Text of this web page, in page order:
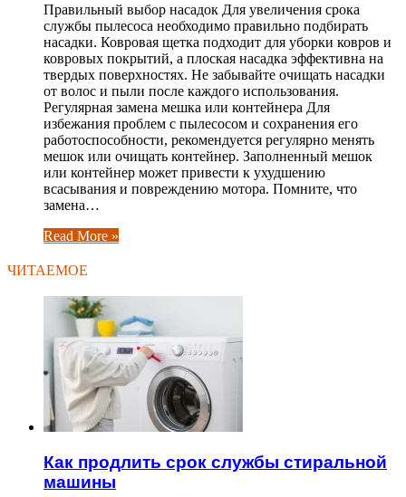
Правильный выбор насадок Для увеличения срока
службы пылесоса необходимо правильно подбирать
насадки. Ковровая щетка подходит для уборки ковров и
ковровых покрытий, а плоская насадка эффективна на
твердых поверхностях. Не забывайте очищать насадки
от волос и пыли после каждого использования.
Регулярная замена мешка или контейнера Для
избежания проблем с пылесосом и сохранения его
работоспособности, рекомендуется регулярно менять
мешок или очищать контейнер. Заполненный мешок
или контейнер может привести к ухудшению
всасывания и повреждению мотора. Помните, что
замена…
Read More »
ЧИТАЕМОЕ
Как продлить срок службы стиральной
машины